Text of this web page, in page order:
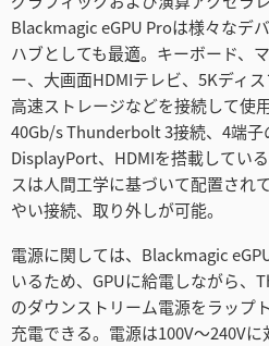
Blackmagic eGPU Proは様々なデ
ハブとしても最適。キーボード、
ー、大画面HDMIテレビ、5Kディス
高速ストレージなどを接続して使
40Gb/s Thunderbolt 3接続、4端子
DisplayPort、HDMIを搭載してい
スは人間工学に基づいて配置され
やい接続、取り外しが可能。
電源に関しては、Blackmagic
いるため、GPUに給電しながら、
のダウンストリーム電源をラップ
充電できる。電源は100V〜240V